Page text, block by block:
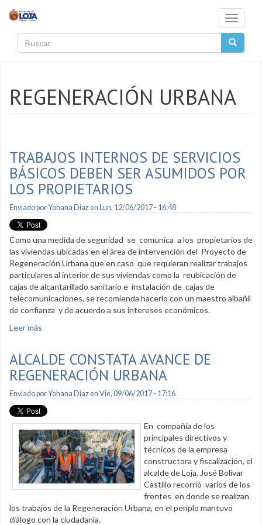
Toggle
REGENERACIÓN URBANA
TRABAJOS INTERNOS DE SERVICIOS
BÁSICOS DEBEN SER ASUMIDOS POR
LOS PROPIETARIOS
Enviado porYohana Diazen Lun, 12/06/2017 - 16:48
Como una medida de seguridad se comunica a los propietarios de
las viviendas ubicadas en el área de intervención del Proyecto de
Regeneración Urbana que en caso que requieran realizar trabajos
particulares al interior de sus viviendas como la reubicación de
cajas de alcantarillado sanitario e instalación de cajas de
telecomunicaciones, se recomienda hacerlo con un maestro albañil
de confianza y de acuerdo a sus intereses económicos.
Leer más
ALCALDE CONSTATA AVANCE DE
REGENERACIÓN URBANA
Enviado porYohana Diazen Vie, 09/06/2017 - 17:16
En compañía de los
principales directivos y
técnicos de la empresa
constructora y fiscalización, el
alcalde de Loja, José Bolívar
Castillo recorrió varios de los
frentes en donde se realizan
los trabajos de la Regeneración Urbana, en el periplo mantuvo
diálogo con la ciudadanía.